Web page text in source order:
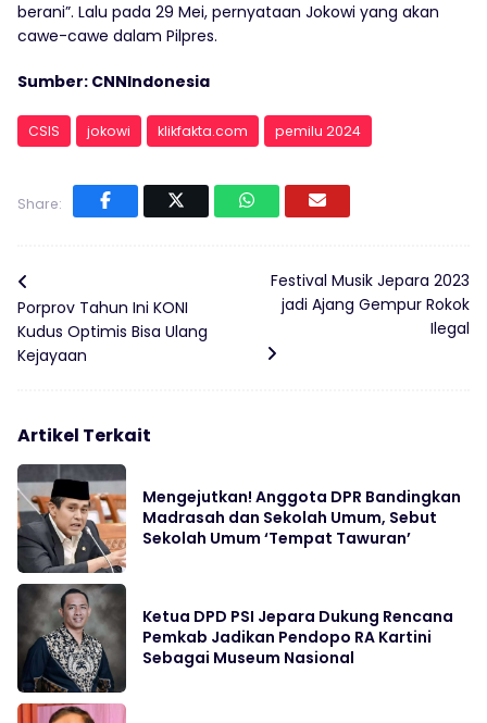
berani”. Lalu pada 29 Mei, pernyataan Jokowi yang akan
cawe-cawe dalam Pilpres.
Sumber: CNNIndonesia
CSIS jokowi klikfakta.com pemilu 2024
Share:
Porprov Tahun Ini KONI
Kudus Optimis Bisa Ulang
Kejayaan
Festival Musik Jepara 2023
jadi Ajang Gempur Rokok
Ilegal
Artikel Terkait
Mengejutkan! Anggota DPR Bandingkan
Madrasah dan Sekolah Umum, Sebut
Sekolah Umum ‘Tempat Tawuran’
Ketua DPD PSI Jepara Dukung Rencana
Pemkab Jadikan Pendopo RA Kartini
Sebagai Museum Nasional